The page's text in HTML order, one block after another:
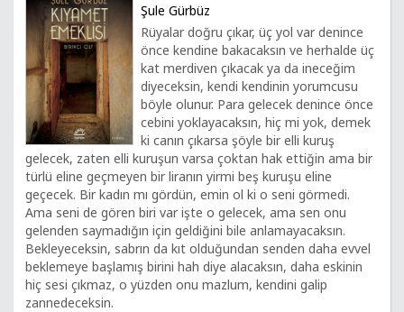
Şule Gürbüz
Rüyalar doğru çıkar, üç yol var denince
önce kendine bakacaksın ve herhalde üç
kat merdiven çıkacak ya da ineceğim
diyeceksin, kendi kendinin yorumcusu
böyle olunur. Para gelecek denince önce
cebini yoklayacaksın, hiç mi yok, demek
ki canın çıkarsa şöyle bir elli kuruş
gelecek, zaten elli kuruşun varsa çoktan hak ettiğin ama bir
türlü eline geçmeyen bir liranın yirmi beş kuruşu eline
geçecek. Bir kadın mı gördün, emin ol ki o seni görmedi.
Ama seni de gören biri var işte o gelecek, ama sen onu
gelenden saymadığın için geldiğini bile anlamayacaksın.
Bekleyeceksin, sabrın da kıt olduğundan senden daha evvel
beklemeye başlamış birini hah diye alacaksın, daha eskinin
hiç sesi çıkmaz, o yüzden onu mazlum, kendini galip
zannedeceksin.